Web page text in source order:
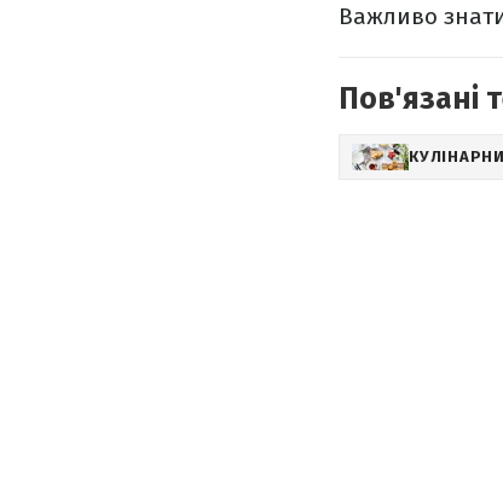
Важливо
Пов'язані